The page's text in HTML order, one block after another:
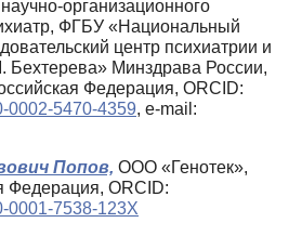
организационного
ФГБУ «Национальный
центр психиатрии и
Бехтерева» Минздрава России,
Федерация, ORCID:
0002-5470-4359, e-mail:
Попов, ООО «Генотек»,
Федерация, ORCID:
0001-7538-123X